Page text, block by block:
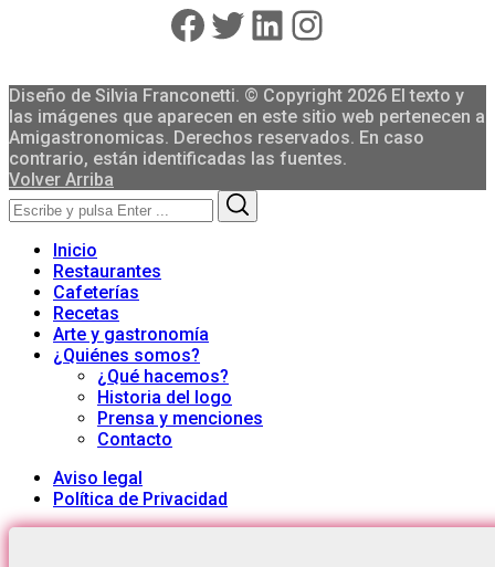
Facebook
Twitter
LinkedIn
Instagram
Diseño de Silvia Franconetti. © Copyright 2026 El texto y
las imágenes que aparecen en este sitio web pertenecen a
Amigastronomicas. Derechos reservados. En caso
contrario, están identificadas las fuentes.
Volver Arriba
Search
for:
Inicio
Restaurantes
Cafeterías
Recetas
Arte y gastronomía
¿Quiénes somos?
¿Qué hacemos?
Historia del logo
Prensa y menciones
Contacto
Aviso legal
Política de Privacidad